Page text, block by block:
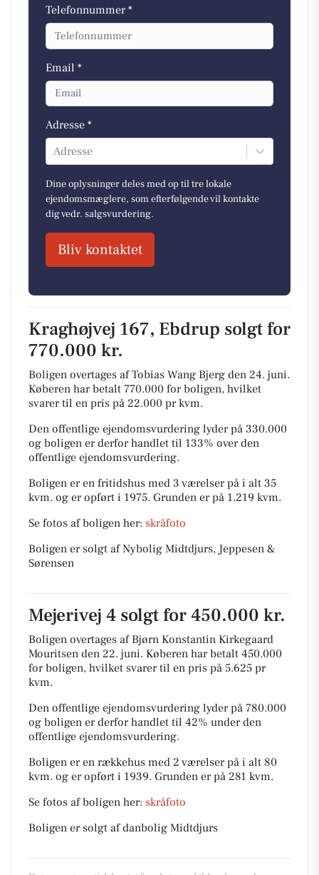
Telefonnummer *
Email *
Adresse *
Adresse
Dine oplysninger deles med op til tre lokale
ejendomsmæglere, som efterfølgende vil kontakte
dig vedr. salgsvurdering.
Bliv kontaktet
Kraghøjvej 167, Ebdrup solgt for
770.000 kr.
Boligen overtages af Tobias Wang Bjerg den 24. juni.
Køberen har betalt 770.000 for boligen, hvilket
svarer til en pris på 22.000 pr kvm.
Den offentlige ejendomsvurdering lyder på 330.000
og boligen er derfor handlet til 133% over den
offentlige ejendomsvurdering.
Boligen er en fritidshus med 3 værelser på i alt 35
kvm. og er opført i 1975. Grunden er på 1.219 kvm.
Se fotos af boligen her: skråfoto
Boligen er solgt af Nybolig Midtdjurs, Jeppesen &
Sørensen
Mejerivej 4 solgt for 450.000 kr.
Boligen overtages af Bjørn Konstantin Kirkegaard
Mouritsen den 22. juni. Køberen har betalt 450.000
for boligen, hvilket svarer til en pris på 5.625 pr
kvm.
Den offentlige ejendomsvurdering lyder på 780.000
og boligen er derfor handlet til 42% under den
offentlige ejendomsvurdering.
Boligen er en rækkehus med 2 værelser på i alt 80
kvm. og er opført i 1939. Grunden er på 281 kvm.
Se fotos af boligen her: skråfoto
Boligen er solgt af danbolig Midtdjurs